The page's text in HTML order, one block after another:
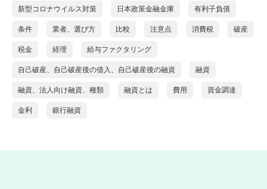
新型コロナウイルス対策 日本政策金融金庫 有利子負債
条件 業者、選び方 比較 注意点 消費税 破産
税金 経理 給与ファクタリング
自己破産、自己破産後の借入、自己破産後の融資 融資
融資、法人向け融資、種類 融資とは 費用 資金調達
金利 銀行融資